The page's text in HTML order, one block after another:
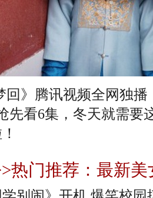
》腾讯视频全网独播
先看6集，冬天就需要
热门推荐：最新美